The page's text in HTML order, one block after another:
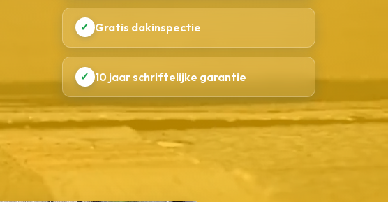
✓ Gratis dakinspectie
✓ 10 jaar schriftelijke garantie